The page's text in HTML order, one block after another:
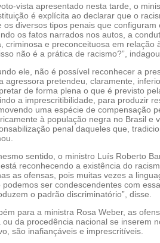
vista apresentado nesta tarde, o
é explícita ao declarar que o
os diversos tipos penais que configuram
os fatos narrados nos autos, a
criminosa e preconceituosa em relação
não é a prática de racismo?”, indagou.
ele, não é possível reconhecer a
agressora pretendeu, claramente,
de forma plena o que é previsto
a imprescritibilidade, para produzir
uma espécie de compensação
à população negra no Brasil e
penal daqueles que,
sentido, o ministro Luís Roberto
reconhecendo a existência do
as ofensas, pois muitas vezes a
podemos ser condescendentes com
o padrão discriminatório”, disse.
para a ministra Rosa Weber, as
ou da procedência nacional se inserem
são inafiançáveis e imprescritíveis.